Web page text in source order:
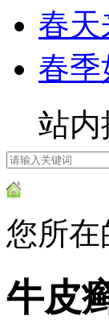
春
春
站内
您所在
牛皮